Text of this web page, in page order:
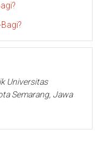
Universitas
Semarang, Jawa